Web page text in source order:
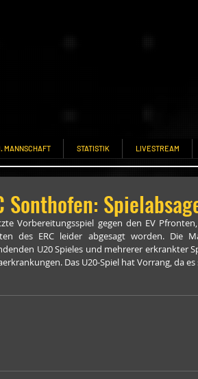
MANNSCHAFT STATISTIK LIVESTREAM
Sonthofen:
Vorbereitungsspiel gegen den EV
des ERC leider abgesagt worden. Die
U20 Spieles und mehrerer erkrankter
Das U20-Spiel hat Vorrang, da